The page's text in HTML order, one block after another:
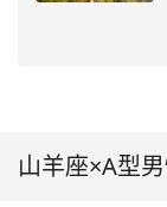
山羊座×A型